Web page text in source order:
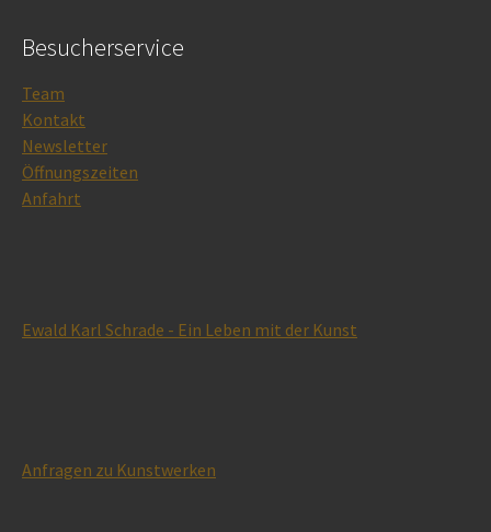
Besucherservice
Team
Kontakt
Newsletter
Öffnungszeiten
Anfahrt
Ewald Karl Schrade - Ein Leben mit der Kunst
Anfragen zu Kunstwerken